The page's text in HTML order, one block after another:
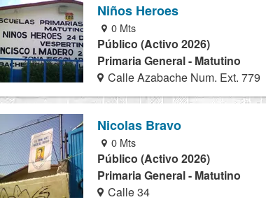
Niños Heroes
0 Mts
Público (Activo 2026)
Primaria General - Matutino
Calle Azabache Num. Ext. 779
Nicolas Bravo
0 Mts
Público (Activo 2026)
Primaria General - Matutino
Calle 34